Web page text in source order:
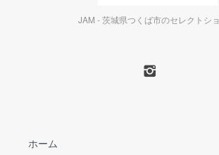
JAM - 茨城県つくば市のセレクトシ
ホーム